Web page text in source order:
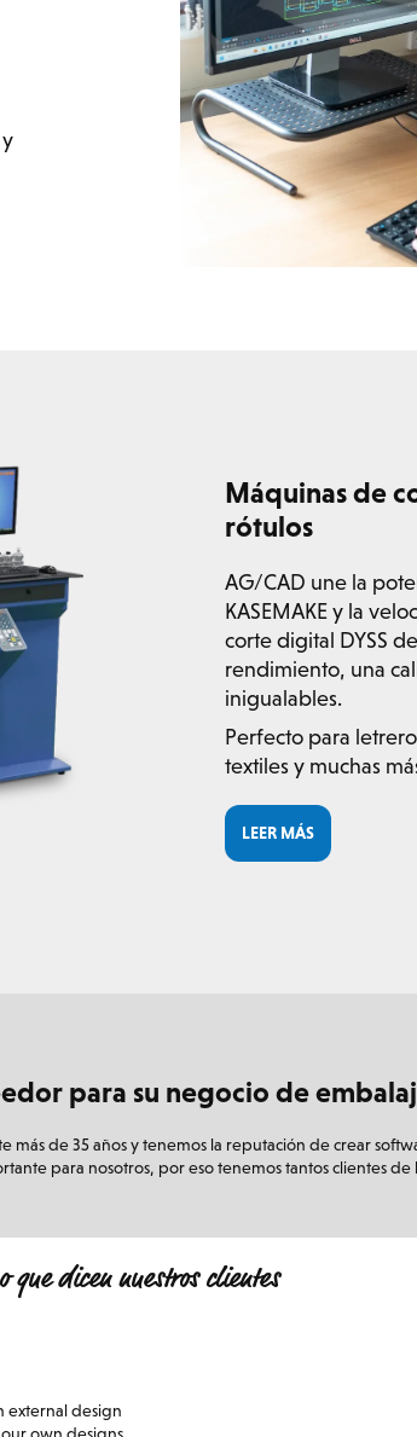
Máquinas de
rótulos
AG/CAD une la
KASEMAKE y la
corte digital DYSS
rendimiento, una
inigualables.
Perfecto para
textiles y muchas
LEER MÁS
para su negocio de
de 35 años y tenemos la reputación de crear
para nosotros, por eso tenemos tantos clientes
que dicen nuestros clientes
external design